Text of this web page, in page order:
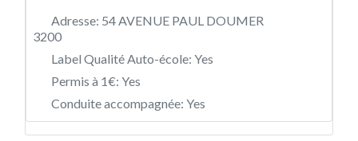
Adresse: 54 AVENUE PAUL DOUMER
3200
Label Qualité Auto-école: Yes
Permis à 1€: Yes
Conduite accompagnée: Yes